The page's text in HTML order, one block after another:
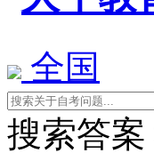
全国
搜索答案